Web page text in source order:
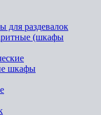
раздевалок
(шкафы
шкафы